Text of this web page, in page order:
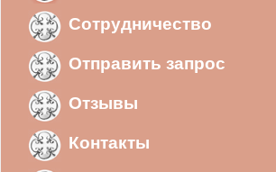
Сотрудничество
Отправить запрос
Отзывы
Контакты